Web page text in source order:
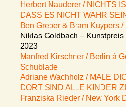
Herbert Nauderer / NICHTS
DASS ES NICHT WAHR
Ben Greber & Bram Kuypers /
Niklas Goldbach – Kunstpreis
2023
Manfred Kirschner / Berlin à
Schublade
Adriane Wachholz / MALE
DORT SIND ALLE KINDER
Franziska Rieder / New York